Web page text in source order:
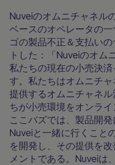
Nuveiのオムニチャネル
ベースのオペレータの
ゴの製品不正＆支払い
トした：「Nuveiのオム
私たちの現在の小売決
す。私たちはオムニチ
提供するオムニチャネ
ちが小売環境をオンライ
ここバズでは、製品開
Nuveiと一緒に行くこと
を開発し、その提供を
メントである。Nuveiは